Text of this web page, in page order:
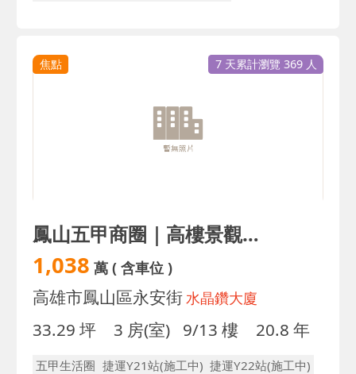
焦點 7 天累計瀏覽 369 人
鳳山五甲商圈｜高樓景觀｜邊間3房含平車｜稀少釋出
1,038 萬( 含車位 )
高雄市鳳山區永安街水晶鑽大廈
33.29 坪 3 房(室) 9/13 樓 20.8 年
五甲生活圈 捷運Y21站(施工中) 捷運Y22站(施工中)